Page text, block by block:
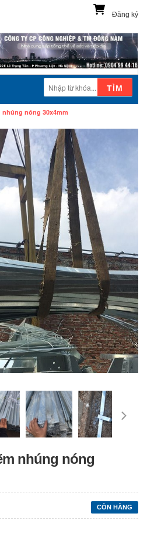
Đăng ký
TÌM
nhúng nóng 30x4mm
nhúng nóng
CÒN HÀNG